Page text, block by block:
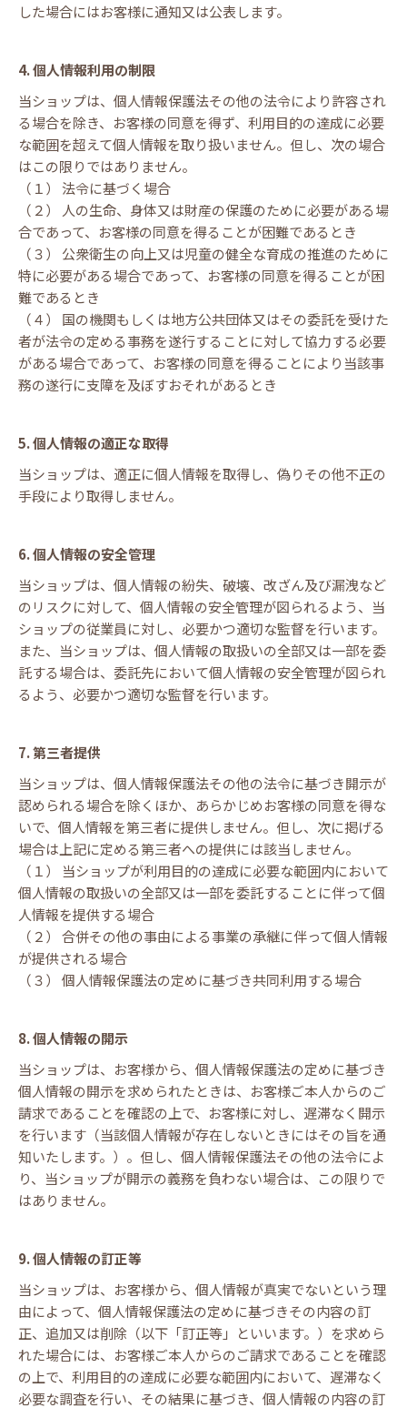
した場合にはお客様に通知又は公表します。
4. 個人情報利用の制限
当ショップは、個人情報保護法その他の法令により許容され
る場合を除き、お客様の同意を得ず、利用目的の達成に必要
な範囲を超えて個人情報を取り扱いません。但し、次の場合
はこの限りではありません。
（１） 法令に基づく場合
（２） 人の生命、身体又は財産の保護のために必要がある場
合であって、お客様の同意を得ることが困難であるとき
（３） 公衆衛生の向上又は児童の健全な育成の推進のために
特に必要がある場合であって、お客様の同意を得ることが困
難であるとき
（４） 国の機関もしくは地方公共団体又はその委託を受けた
者が法令の定める事務を遂行することに対して協力する必要
がある場合であって、お客様の同意を得ることにより当該事
務の遂行に支障を及ぼすおそれがあるとき
5. 個人情報の適正な取得
当ショップは、適正に個人情報を取得し、偽りその他不正の
手段により取得しません。
6. 個人情報の安全管理
当ショップは、個人情報の紛失、破壊、改ざん及び漏洩など
のリスクに対して、個人情報の安全管理が図られるよう、当
ショップの従業員に対し、必要かつ適切な監督を行います。
また、当ショップは、個人情報の取扱いの全部又は一部を委
託する場合は、委託先において個人情報の安全管理が図られ
るよう、必要かつ適切な監督を行います。
7. 第三者提供
当ショップは、個人情報保護法その他の法令に基づき開示が
認められる場合を除くほか、あらかじめお客様の同意を得な
いで、個人情報を第三者に提供しません。但し、次に掲げる
場合は上記に定める第三者への提供には該当しません。
（１） 当ショップが利用目的の達成に必要な範囲内において
個人情報の取扱いの全部又は一部を委託することに伴って個
人情報を提供する場合
（２） 合併その他の事由による事業の承継に伴って個人情報
が提供される場合
（３） 個人情報保護法の定めに基づき共同利用する場合
8. 個人情報の開示
当ショップは、お客様から、個人情報保護法の定めに基づき
個人情報の開示を求められたときは、お客様ご本人からのご
請求であることを確認の上で、お客様に対し、遅滞なく開示
を行います（当該個人情報が存在しないときにはその旨を通
知いたします。）。但し、個人情報保護法その他の法令によ
り、当ショップが開示の義務を負わない場合は、この限りで
はありません。
9. 個人情報の訂正等
当ショップは、お客様から、個人情報が真実でないという理
由によって、個人情報保護法の定めに基づきその内容の訂
正、追加又は削除（以下「訂正等」といいます。）を求めら
れた場合には、お客様ご本人からのご請求であることを確認
の上で、利用目的の達成に必要な範囲内において、遅滞なく
必要な調査を行い、その結果に基づき、個人情報の内容の訂